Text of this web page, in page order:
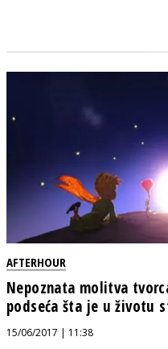
AFTERHOUR
Nepoznata molitva
podseća šta je u životu
15/06/2017 | 11:38